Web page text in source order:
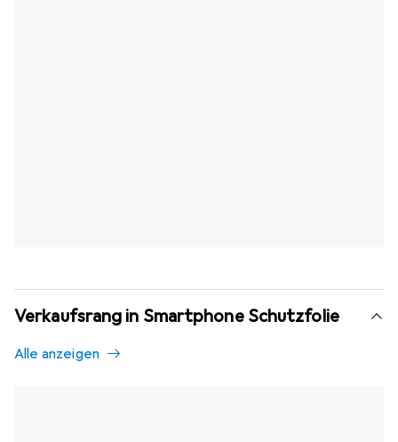
Verkaufsrang in Smartphone Schutzfolie
Alle anzeigen